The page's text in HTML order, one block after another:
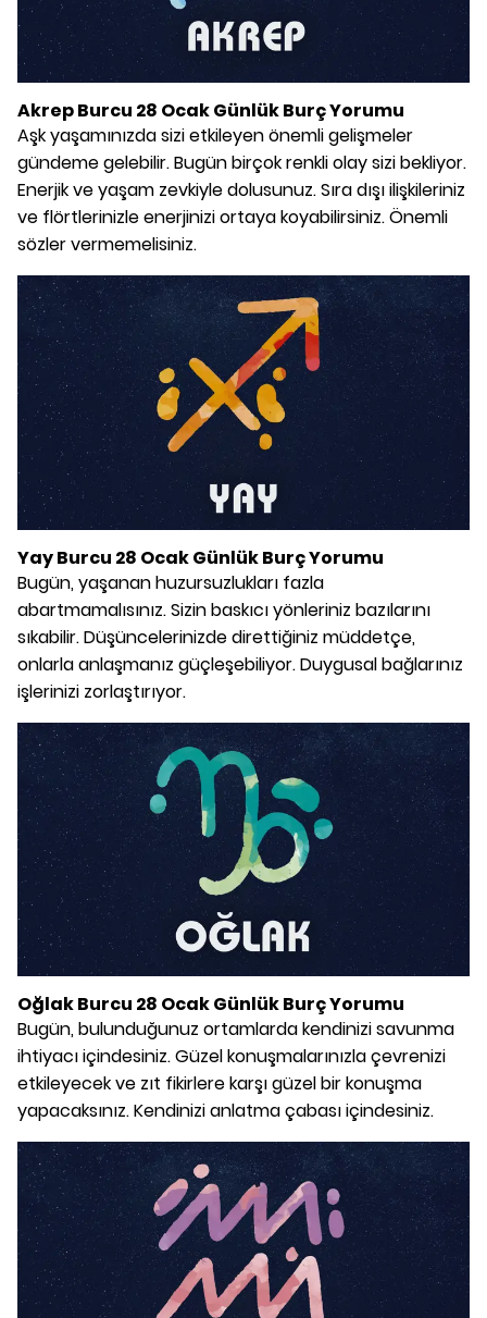
Akrep Burcu 28 Ocak Günlük Burç Yorumu
Aşk yaşamınızda sizi etkileyen önemli gelişmeler
gündeme gelebilir. Bugün birçok renkli olay sizi bekliyor.
Enerjik ve yaşam zevkiyle dolusunuz. Sıra dışı ilişkileriniz
ve flörtlerinizle enerjinizi ortaya koyabilirsiniz. Önemli
sözler vermemelisiniz.
Yay Burcu 28 Ocak Günlük Burç Yorumu
Bugün, yaşanan huzursuzlukları fazla
abartmamalısınız. Sizin baskıcı yönleriniz bazılarını
sıkabilir. Düşüncelerinizde direttiğiniz müddetçe,
onlarla anlaşmanız güçleşebiliyor. Duygusal bağlarınız
işlerinizi zorlaştırıyor.
Oğlak Burcu 28 Ocak Günlük Burç Yorumu
Bugün, bulunduğunuz ortamlarda kendinizi savunma
ihtiyacı içindesiniz. Güzel konuşmalarınızla çevrenizi
etkileyecek ve zıt fikirlere karşı güzel bir konuşma
yapacaksınız. Kendinizi anlatma çabası içindesiniz.